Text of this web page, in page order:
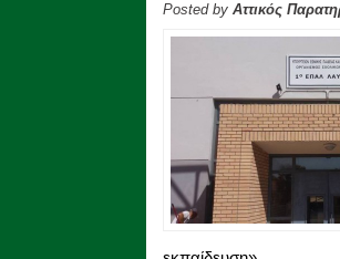
Posted by Αττικός